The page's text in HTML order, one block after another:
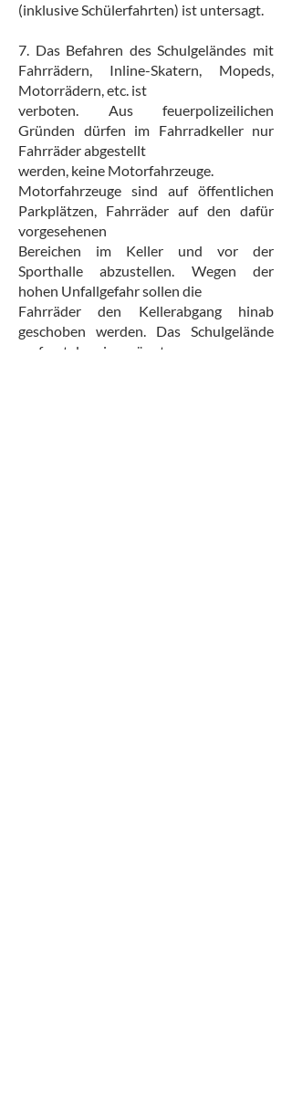
(inklusive Schülerfahrten) ist untersagt.
7. Das Befahren des Schulgeländes mit
Fahrrädern, Inline-Skatern, Mopeds,
Motorrädern, etc. ist
verboten. Aus feuerpolizeilichen
Gründen dürfen im Fahrradkeller nur
Fahrräder abgestellt
werden, keine Motorfahrzeuge.
Motorfahrzeuge sind auf öffentlichen
Parkplätzen, Fahrräder auf den dafür
vorgesehenen
Bereichen im Keller und vor der
Sporthalle abzustellen. Wegen der
hohen Unfallgefahr sollen die
Fahrräder den Kellerabgang hinab
geschoben werden. Das Schulgelände
umfasst das eingezäunte